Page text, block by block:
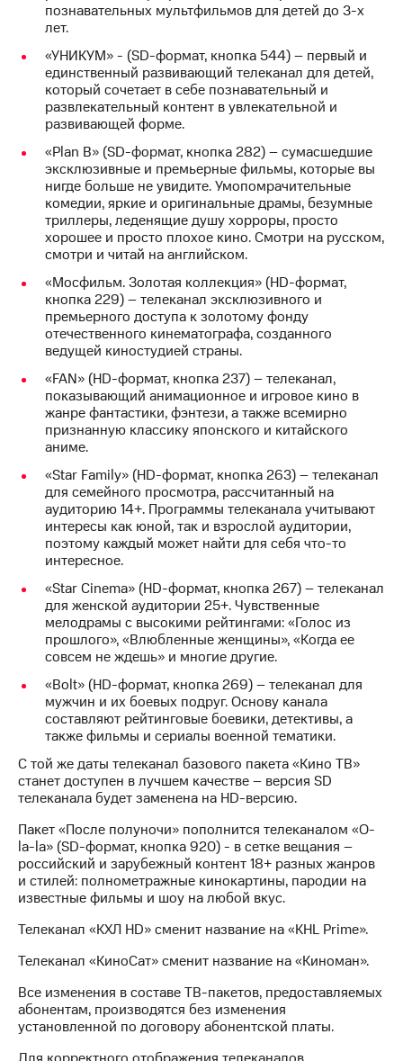
музыка
другое
Семейная
группа
Скидка
на тарифы,
общие
подписки
и услуги,
доступ
к геолокации
музыка,
книги
и не
только
Безопасность
Финансы
Детям
Здоровье
и фитнес
Приложения
от МТС
Акции
Приложения
КИОН
КИОН
Музыка
КИОН
Live
Мой
МТС
Все
приложения
Финансы
Инвестиции
Получайте
доход
онлайн
Страхование
рукой
Посмотрите,
что
полезного
есть
в нашем
приложении
КИОН
КИОН
Музыка
КИОН
Строки
Live
Гудок
Мой
МТС
Все
приложения
Инвестиции
Получайте
доход
онлайн
Страхование
Покупка
полисов
онлайн
Скидка 30%
на связь
С картой
МТС
Деньги
МТС
Накопления
Откладывайте
деньги
и получайте
доход 15%
Акции
Условия
Скидка
30%
познавательных мультфильмов для детей до 3-х
лет.
«УНИКУМ» - (SD-формат, кнопка 544) – первый и
единственный развивающий телеканал для детей,
который сочетает в себе познавательный и
развлекательный контент в увлекательной и
развивающей форме.
«Plan B» (SD-формат, кнопка 282) – сумасшедшие
эксклюзивные и премьерные фильмы, которые вы
нигде больше не увидите. Умопомрачительные
комедии, яркие и оригинальные драмы, безумные
триллеры, леденящие душу хорроры, просто
хорошее и просто плохое кино. Смотри на русском,
смотри и читай на английском.
«Мосфильм. Золотая коллекция» (HD-формат,
кнопка 229) – телеканал эксклюзивного и
премьерного доступа к золотому фонду
отечественного кинематографа, созданного
ведущей киностудией страны.
«FAN» (HD-формат, кнопка 237) – телеканал,
показывающий анимационное и игровое кино в
жанре фантастики, фэнтези, а также всемирно
признанную классику японского и китайского
аниме.
«Star Family» (HD-формат, кнопка 263) – телеканал
для семейного просмотра, рассчитанный на
аудиторию 14+. Программы телеканала учитывают
интересы как юной, так и взрослой аудитории,
поэтому каждый может найти для себя что-то
интересное.
«Star Cinema» (HD-формат, кнопка 267) – телеканал
для женской аудитории 25+. Чувственные
мелодрамы с высокими рейтингами: «Голос из
прошлого», «Влюбленные женщины», «Когда ее
совсем не ждешь» и многие другие.
«Bolt» (HD-формат, кнопка 269) – телеканал для
мужчин и их боевых подруг. Основу канала
составляют рейтинговые боевики, детективы, а
также фильмы и сериалы военной тематики.
С той же даты телеканал базового пакета «Кино ТВ»
станет доступен в лучшем качестве – версия SD
телеканала будет заменена на HD-версию.
Пакет «После полуночи» пополнится телеканалом «O-
la-la» (SD-формат, кнопка 920) - в сетке вещания –
российский и зарубежный контент 18+ разных жанров
и стилей: полнометражные кинокартины, пародии на
известные фильмы и шоу на любой вкус.
Телеканал «КХЛ HD» сменит название на «KHL Prime».
Телеканал «КиноСат» сменит название на «Киноман».
Все изменения в составе ТВ-пакетов, предоставляемых
абонентам, производятся без изменения
установленной по договору абонентской платы.